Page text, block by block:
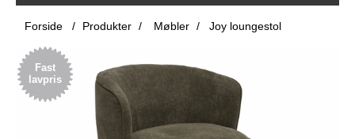
Forside / Produkter / Møbler / Joy loungestol
Fast
lavpris